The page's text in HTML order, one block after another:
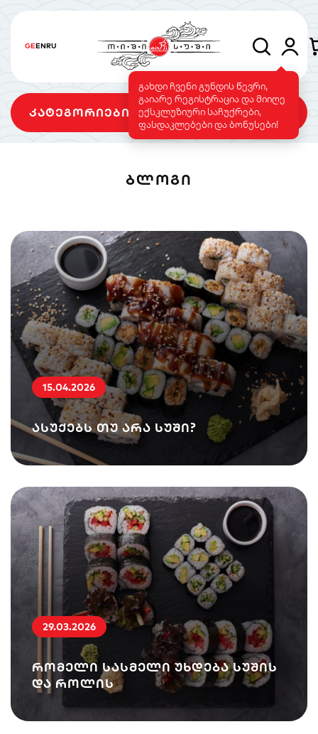
GEENRU
გახდი ჩვენი გუნდის წევრი,
გაიარე რეგისტრაცია და მიიღე
ექსკლუზიური საჩუქრები,
ფასდაკლებები და ბონუსები!
კატეგორიები
სუშის ტორტი საფირმო
ვეგეტარიანული
მენიუ
სენდვიჩი ნიგირები მაკები
პოკე & ბურიტო
სუპები და
სალათები
სასმელები
ᲑᲚᲝᲒᲘ
15.04.2026
ასუქებს თუ არა სუში?
29.03.2026
რომელი სასმელი უხდება სუშის
და როლის